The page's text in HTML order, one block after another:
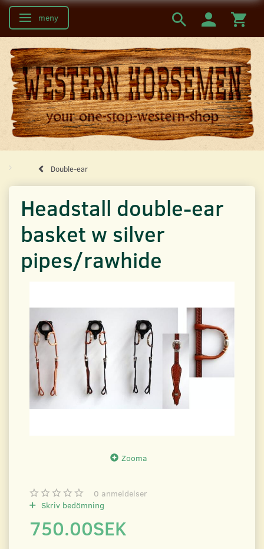
Ändra navigering
meny
Double-ear
Headstall double-ear
basket w silver
pipes/rawhide
Zooma
0 anmeldelser
Skriv bedömning
750.00SEK